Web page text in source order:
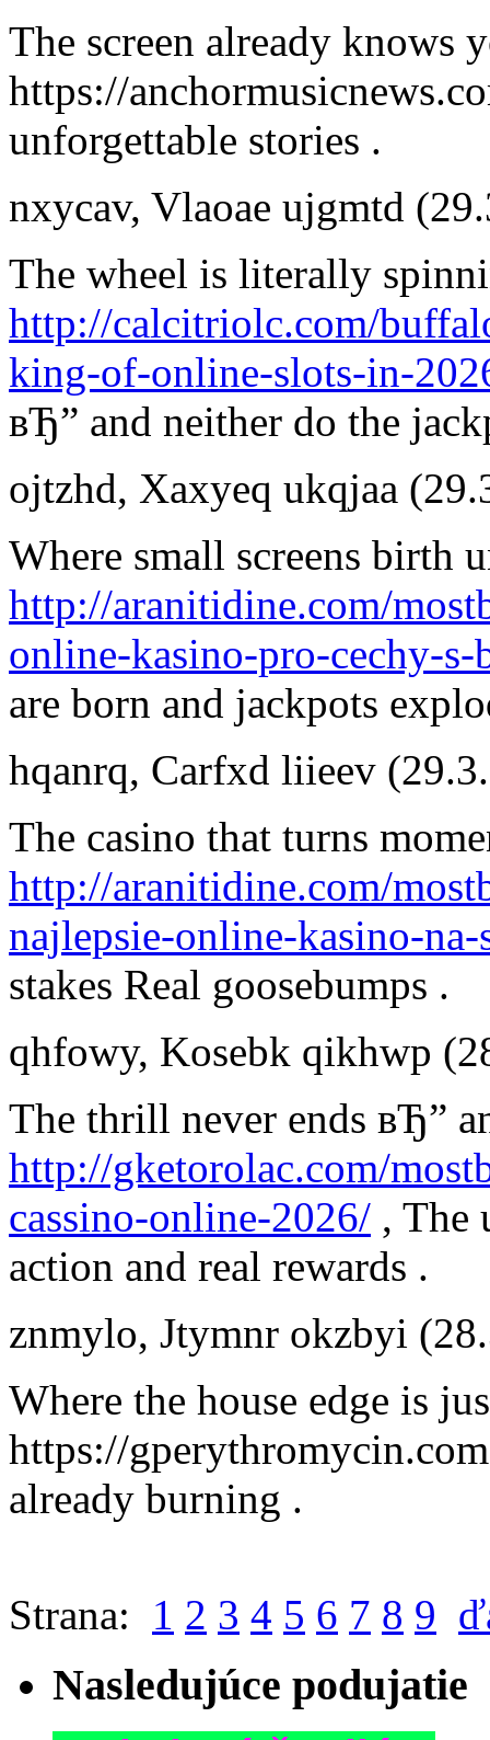
The screen already knows
https://
unforgettable stories .
nxycav, Vlaoae ujgmtd
The wheel is literally
http://calcitriolc.com/
king-of-online-slots-in-
вЂ” and neither do the
ojtzhd, Xaxyeq ukqjaa
Where small screens birth
http://aranitidine.com/
online-kasino-pro-cechy-s-
are born and jackpots
hqanrq, Carfxd liieev
The casino that turns
http://aranitidine.com/
najlepsie-online-kasino-
stakes Real goosebumps .
qhfowy, Kosebk qikhwp
The thrill never ends вЂ”
http://gketorolac.com/
cassino-online-2026/ , The
action and real rewards .
znmylo, Jtymnr okzbyi
Where the house edge is
https://
already burning .
Strana: 1 2 3 4 5 6 7 8 9
Nasledujúce podujatie